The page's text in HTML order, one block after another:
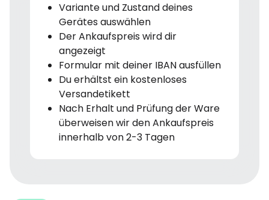
Variante und Zustand deines
Gerätes auswählen
Der Ankaufspreis wird dir
angezeigt
Formular mit deiner IBAN ausfüllen
Du erhältst ein kostenloses
Versandetikett
Nach Erhalt und Prüfung der Ware
überweisen wir den Ankaufspreis
innerhalb von 2-3 Tagen